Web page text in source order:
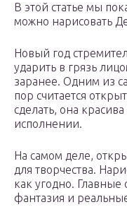
В этой статье мы
можно нарисовать
Новый год
ударить в грязь
заранее. Одним из
пор считается
сделать, она
исполнении.
На самом деле,
для творчества.
как угодно.
фантазия и